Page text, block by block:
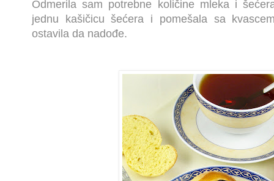
Odmerila sam potrebne količine mleka i
jednu kašičicu šećera i pomešala sa
ostavila da nadođe.